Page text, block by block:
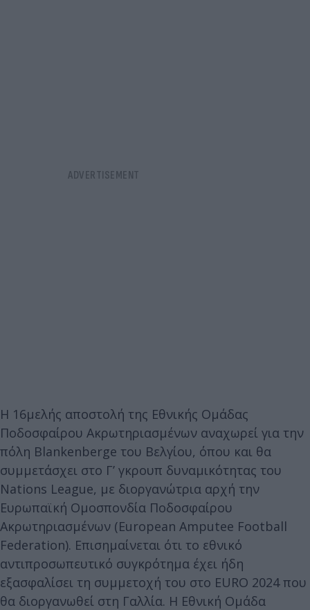
Η 16μελής αποστολή της Εθνικής Ομάδας
Ποδοσφαίρου Ακρωτηριασμένων αναχωρεί για την
πόλη Blankenberge του Βελγίου, όπου και θα
συμμετάσχει στο Γ’ γκρουπ δυναμικότητας του
Nations League, με διοργανώτρια αρχή την
Ευρωπαϊκή Ομοσπονδία Ποδοσφαίρου
Ακρωτηριασμένων (European Amputee Football
Federation). Επισημαίνεται ότι το εθνικό
αντιπροσωπευτικό συγκρότημα έχει ήδη
εξασφαλίσει τη συμμετοχή του στο EURO 2024 που
θα διοργανωθεί στη Γαλλία. Η Εθνική Ομάδα